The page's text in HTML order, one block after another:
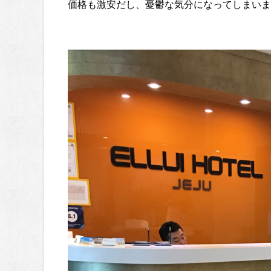
価格も激安だし、憂鬱な気分になってしまい